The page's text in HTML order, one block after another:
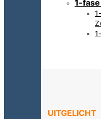
1-
UITGELICHT